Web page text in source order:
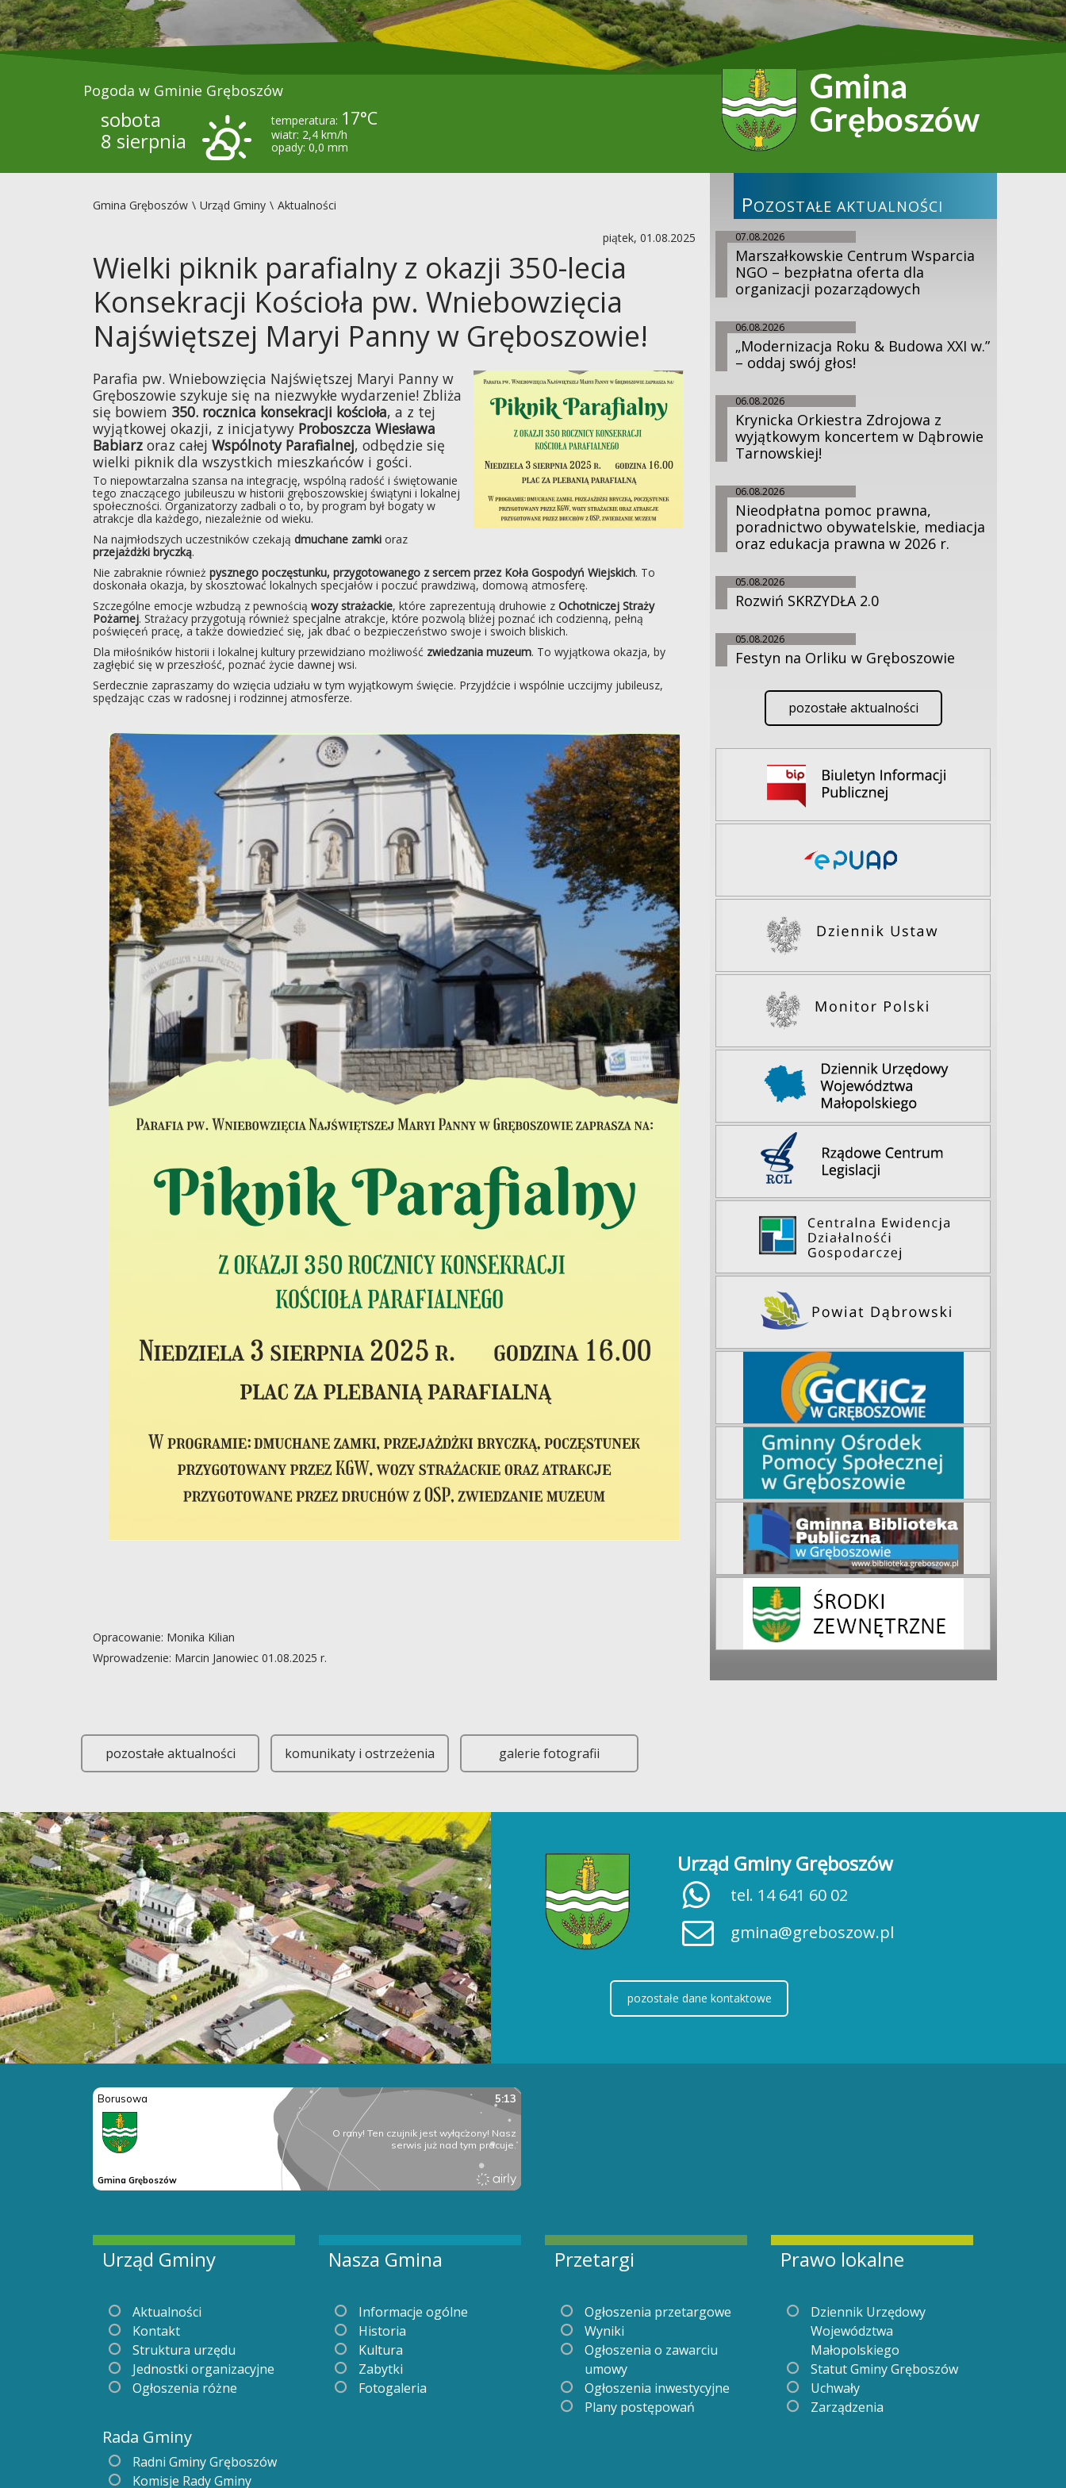
Pogoda w Gminie Gręboszów
sobota
8 sierpnia
temperatura: 17°C
wiatr: 2,4 km/h
opady: 0,0 mm
Gmina Gręboszów Urząd Gminy Aktualności
piątek, 01.08.2025
Wielki piknik parafialny z okazji 350-lecia
Konsekracji Kościoła pw. Wniebowzięcia
Najświętszej Maryi Panny w Gręboszowie!
Parafia pw. Wniebowzięcia Najświętszej Maryi Panny w
Gręboszowie szykuje się na niezwykłe wydarzenie! Zbliża
się bowiem 350. rocznica konsekracji kościoła, a z tej
wyjątkowej okazji, z inicjatywy Proboszcza Wiesława
Babiarz oraz całej Wspólnoty Parafialnej, odbędzie się
wielki piknik dla wszystkich mieszkańców i gości.
To niepowtarzalna szansa na integrację, wspólną radość i świętowanie
tego znaczącego jubileuszu w historii gręboszowskiej świątyni i lokalnej
społeczności. Organizatorzy zadbali o to, by program był bogaty w
atrakcje dla każdego, niezależnie od wieku.
Na najmłodszych uczestników czekają dmuchane zamki oraz
przejażdżki bryczką.
Nie zabraknie również pysznego poczęstunku, przygotowanego z sercem przez Koła Gospodyń Wiejskich. To
doskonała okazja, by skosztować lokalnych specjałów i poczuć prawdziwą, domową atmosferę.
Szczególne emocje wzbudzą z pewnością wozy strażackie, które zaprezentują druhowie z Ochotniczej Straży
Pożarnej. Strażacy przygotują również specjalne atrakcje, które pozwolą bliżej poznać ich codzienną, pełną
poświęceń pracę, a także dowiedzieć się, jak dbać o bezpieczeństwo swoje i swoich bliskich.
Dla miłośników historii i lokalnej kultury przewidziano możliwość zwiedzania muzeum. To wyjątkowa okazja, by
zagłębić się w przeszłość, poznać życie dawnej wsi.
Serdecznie zapraszamy do wzięcia udziału w tym wyjątkowym święcie. Przyjdźcie i wspólnie uczcijmy jubileusz,
spędzając czas w radosnej i rodzinnej atmosferze.
Opracowanie: Monika Kilian
Wprowadzenie: Marcin Janowiec 01.08.2025 r.
Parafia pw. Wniebowzięcia Najświętszej Maryi Panny w Gręboszowie szykuje się na niezwykłe wydarzenie! Zbliża się bowiem 350. rocznica konsekracji kościoła, a z tej wyjątkowej
pozostałe aktualności komunikaty i ostrzeżenia galerie fotografii
Gmina
Gręboszów
POZOSTAŁE AKTUALNOŚCI
07.08.2026
Marszałkowskie Centrum Wsparcia
NGO – bezpłatna oferta dla
organizacji pozarządowych
06.08.2026
„Modernizacja Roku & Budowa XXI w.”
– oddaj swój głos!
06.08.2026
Krynicka Orkiestra Zdrojowa z
wyjątkowym koncertem w Dąbrowie
Tarnowskiej!
06.08.2026
Nieodpłatna pomoc prawna,
poradnictwo obywatelskie, mediacja
oraz edukacja prawna w 2026 r.
05.08.2026
Rozwiń SKRZYDŁA 2.0
05.08.2026
Festyn na Orliku w Gręboszowie
pozostałe aktualności
Urząd Gminy Gręboszów
tel. 14 641 60 02
gmina@greboszow.pl
pozostałe dane kontaktowe
Urząd Gminy
Aktualności
Kontakt
Struktura urzędu
Jednostki organizacyjne
Ogłoszenia różne
Rada Gminy
Radni Gminy Gręboszów
Komisje Rady Gminy
Nasza Gmina
Informacje ogólne
Historia
Kultura
Zabytki
Fotogaleria
Przetargi
Ogłoszenia przetargowe
Wyniki
Ogłoszenia o zawarciu
umowy
Ogłoszenia inwestycyjne
Plany postępowań
Prawo lokalne
Dziennik Urzędowy
Województwa
Małopolskiego
Statut Gminy Gręboszów
Uchwały
Zarządzenia